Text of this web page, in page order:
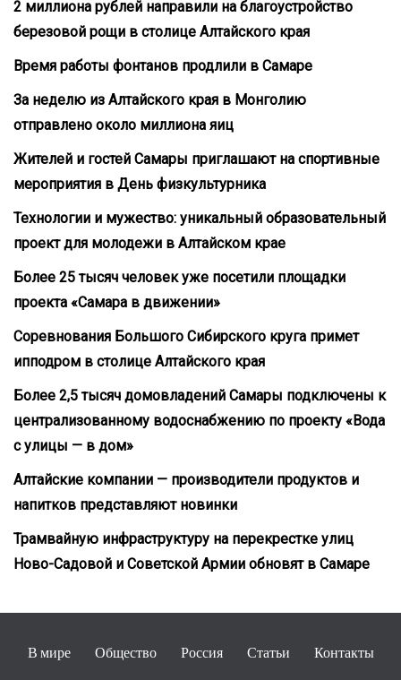
2 миллиона рублей направили на благоустройство
березовой рощи в столице Алтайского края
Время работы фонтанов продлили в Самаре
За неделю из Алтайского края в Монголию
отправлено около миллиона яиц
Жителей и гостей Самары приглашают на спортивные
мероприятия в День физкультурника
Технологии и мужество: уникальный образовательный
проект для молодежи в Алтайском крае
Более 25 тысяч человек уже посетили площадки
проекта «Самара в движении»
Соревнования Большого Сибирского круга примет
ипподром в столице Алтайского края
Более 2,5 тысяч домовладений Самары подключены к
централизованному водоснабжению по проекту «Вода
с улицы — в дом»
Алтайские компании — производители продуктов и
напитков представляют новинки
Трамвайную инфраструктуру на перекрестке улиц
Ново-Садовой и Советской Армии обновят в Самаре
В мире Общество Россия Статьи Контакты